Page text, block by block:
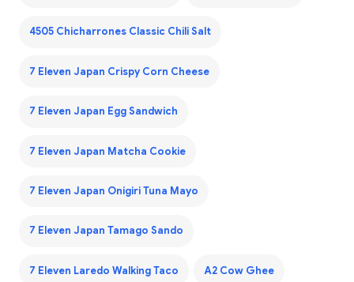
4505 Chicharrones Classic Chili Salt
7 Eleven Japan Crispy Corn Cheese
7 Eleven Japan Egg Sandwich
7 Eleven Japan Matcha Cookie
7 Eleven Japan Onigiri Tuna Mayo
7 Eleven Japan Tamago Sando
7 Eleven Laredo Walking Taco A2 Cow Ghee